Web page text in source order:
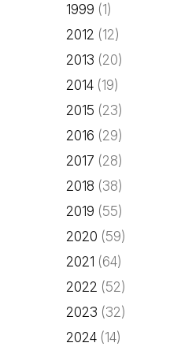
1999 (1)
2012 (12)
2013 (20)
2014 (19)
2015 (23)
2016 (29)
2017 (28)
2018 (38)
2019 (55)
2020 (59)
2021 (64)
2022 (52)
2023 (32)
2024 (14)